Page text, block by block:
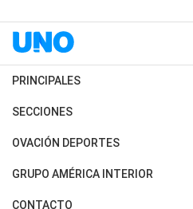
PRINCIPALES
Últimas Noticias
Política
SECCIONES
Horóscopo
Motores
OVACIÓN DEPORTES
Fútbol
Mundial
GRUPO AMÉRICA INTERIOR
Canal 7 en Vivo
CONTACTO